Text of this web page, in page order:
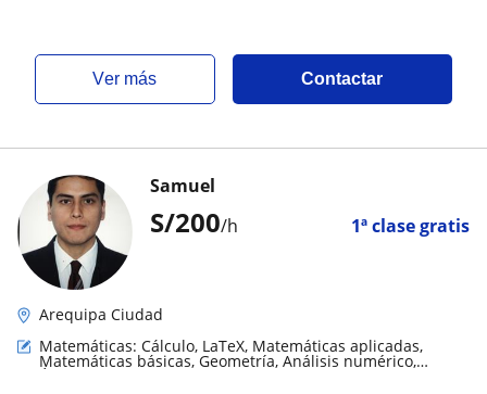
ver más Contactar
S/200/h 1ª clase gratis
Samuel
Arequipa Ciudad
Matemáticas: Cálculo, LaTeX, Matemáticas aplicadas,
Matemáticas básicas, Geometría, Análisis numérico,
Álgebra lineal, Matemáticas discretas, Teoría de números,